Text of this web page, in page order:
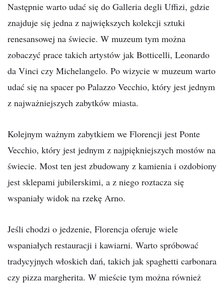
Następnie warto udać się do Galleria degli Uffizi, gdzie
znajduje się jedna z największych kolekcji sztuki
renesansowej na świecie. W muzeum tym można
zobaczyć prace takich artystów jak Botticelli, Leonardo
da Vinci czy Michelangelo. Po wizycie w muzeum warto
udać się na spacer po Palazzo Vecchio, który jest jednym
z najważniejszych zabytków miasta.
Kolejnym ważnym zabytkiem we Florencji jest Ponte
Vecchio, który jest jednym z najpiękniejszych mostów na
świecie. Most ten jest zbudowany z kamienia i ozdobiony
jest sklepami jubilerskimi, a z niego roztacza się
wspaniały widok na rzekę Arno.
Jeśli chodzi o jedzenie, Florencja oferuje wiele
wspaniałych restauracji i kawiarni. Warto spróbować
tradycyjnych włoskich dań, takich jak spaghetti carbonara
czy pizza margherita. W mieście tym można również